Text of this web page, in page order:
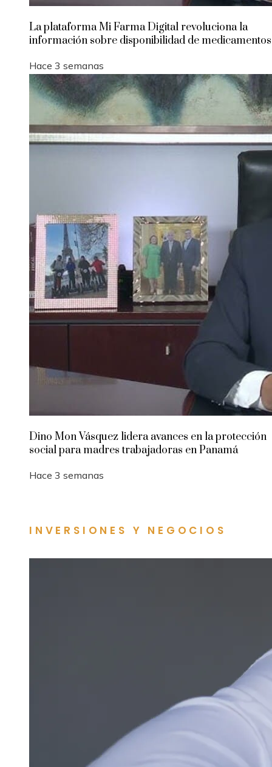
La plataforma Mi Farma Digital revoluciona la
información sobre disponibilidad de medicamentos
Hace 3 semanas
Dino Mon Vásquez lidera avances en la protección
social para madres trabajadoras en Panamá
Hace 3 semanas
INVERSIONES Y NEGOCIOS